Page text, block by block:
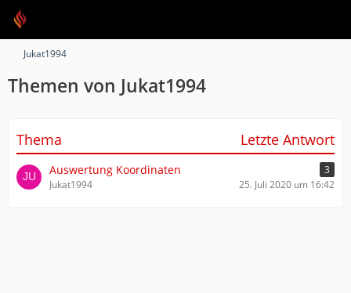
Jukat1994
Themen von Jukat1994
Thema Letzte Antwort
Auswertung Koordinaten
3
Jukat1994
25. Juli 2020 um 16:42